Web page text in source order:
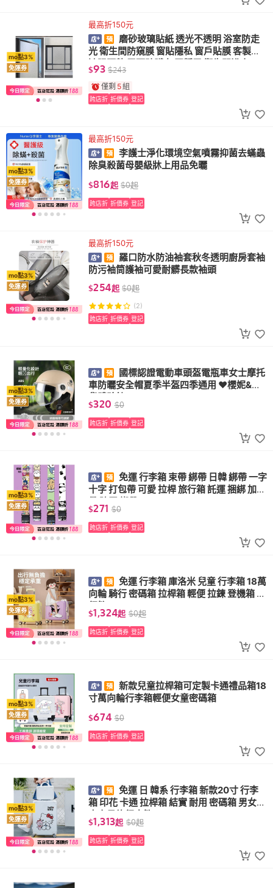
mo點3%
免運券
最高折150元
磨砂玻璃貼紙 透光不透明 浴室防走
光 衛生間防窺膜 窗貼隱私 窗戶貼膜 客製化
遮陽隔熱 霧面貼膜 無膠靜電 衛生間浴室
$93 $243
僅剩 5組
跨店折 折價券 登記
mo點3%
免運券
最高折150元
李護士淨化環境空氣噴霧抑菌去蟎蟲
除臭殺菌母嬰級牀上用品免曬
$816起 $0起
跨店折 折價券 登記
mo點3%
免運券
最高折150元
羅口防水防油袖套秋冬透明廚房套袖
防污袖筒護袖可愛耐髒長款袖頭
$254起 $0起
(2)
跨店折 折價券 登記
mo點3%
免運券
國標認證電動車頭盔電瓶車女士摩托
車防曬安全帽夏季半盔四季通用 ❤櫻妮&百
貨體驗館❤
$320 $0
跨店折 折價券 登記
mo點3%
免運券
免運 行李箱 束帶 綁帶 日韓 綁帶 一字
十字 打包帶 可愛 拉桿 旅行箱 託運 捆綁 加固
帶 防丟 綁帶
$271 $0
跨店折 折價券 登記
mo點3%
免運券
免運 行李箱 庫洛米 兒童 行李箱 18萬
向輪 騎行 密碼箱 拉桿箱 輕便 拉鍊 登機箱 旅
行箱
$1,324起 $0起
跨店折 折價券 登記
mo點3%
免運券
新款兒童拉桿箱可定製卡通禮品箱18
寸萬向輪行李箱輕便女童密碼箱
$674 $0
跨店折 折價券 登記
mo點3%
免運券
免運 日 韓系 行李箱 新款20寸 行李
箱 印花 卡通 拉桿箱 結實 耐用 密碼箱 男女
大容量旅行皮箱
$1,313起 $0起
跨店折 折價券 登記